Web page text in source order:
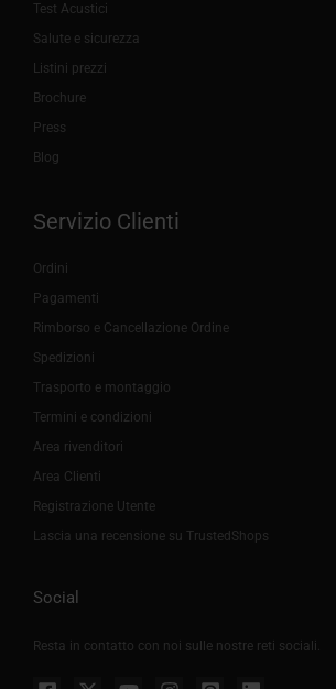
Test Acustici
Salute e sicurezza
Listini prezzi
Brochure
Press
Blog
Servizio Clienti
Ordini
Pagamenti
Rimborso e Cancellazione Ordine
Spedizioni
Trasporto e montaggio
Termini e condizioni
Area rivenditori
Area Clienti
Registrazione Utente
Lascia una recensione su TrustedShops
Social
Resta in contatto con noi sulle nostre reti sociali.